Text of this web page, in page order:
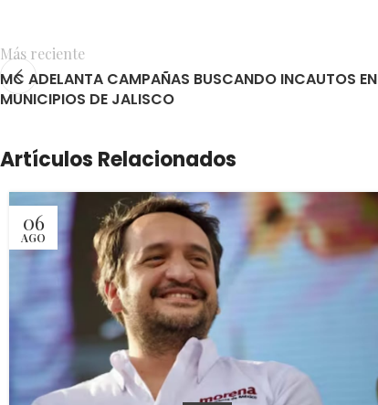
Más reciente
MC ADELANTA CAMPAÑAS BUSCANDO INCAUTOS EN
MUNICIPIOS DE JALISCO
Artículos Relacionados
06
AGO